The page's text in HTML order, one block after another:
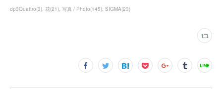
dp3Quattro(3) 花(21) 写真 / Photo(145) SIGMA(23)